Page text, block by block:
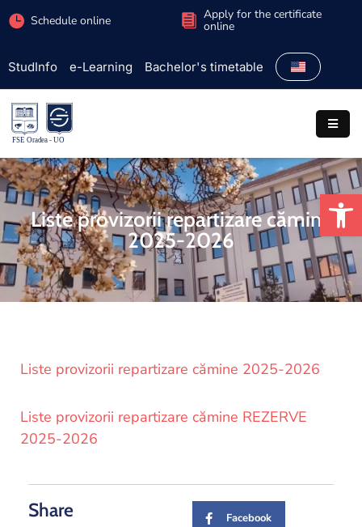
Schedule online Apply for the certificate
online
StudInfo e-Learning Bachelor's timetable
Faculty
Admission
Study
programs
Students
Research
International
and
Liste provizorii repartizare cămine
2025-2026
Liste provizorii repartizare cămine 2025-2026
Liste provizorii repartizare cămine REZERVE
2025-2026
Share Facebook